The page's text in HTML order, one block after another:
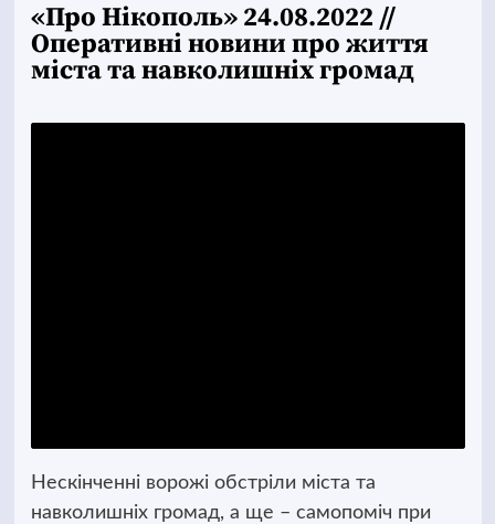
«Про Нікополь» 24.08.2022 //
Оперативні новини про життя
міста та навколишніх громад
Нескінченні ворожі обстріли міста та
навколишніх громад, а ще – самопоміч при